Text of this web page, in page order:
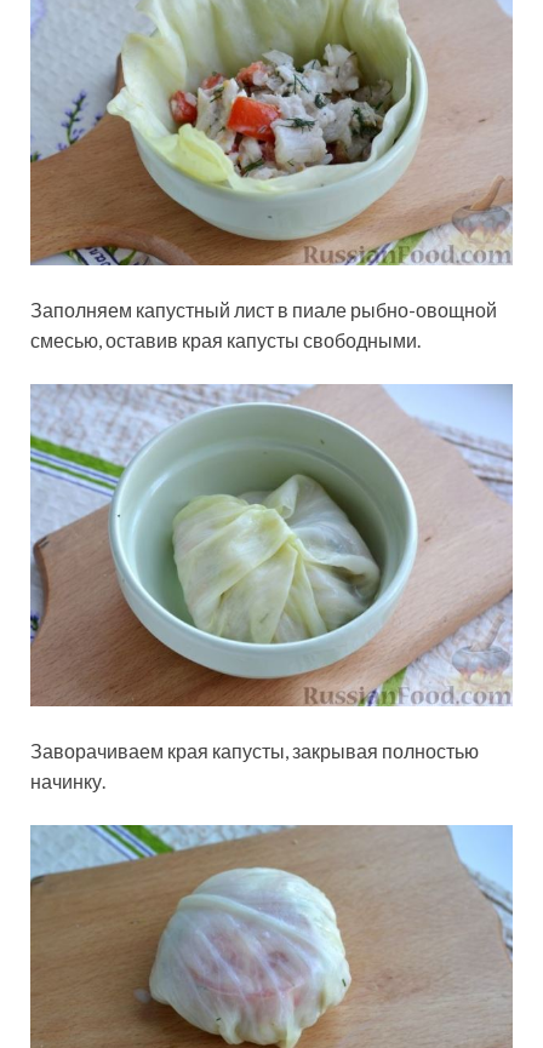
Заполняем капустный лист в пиале рыбно-овощной
смесью, оставив края капусты свободными.
Заворачиваем края капусты, закрывая полностью
начинку.